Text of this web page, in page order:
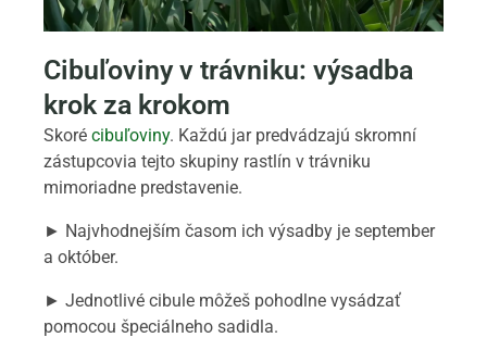
Cibuľoviny v trávniku: výsadba
krok za krokom
Skoré cibuľoviny. Každú jar predvádzajú skromní
zástupcovia tejto skupiny rastlín v trávniku
mimoriadne predstavenie.
► Najvhodnejším časom ich výsadby je september
a október.
► Jednotlivé cibule môžeš pohodlne vysádzať
pomocou špeciálneho sadidla.